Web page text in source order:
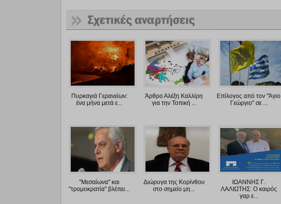
Πυρκαγιά Γερανείων:
ένα μήνα μετά ε...
Άρθρο Αλέξη Καλλίρη
για την Τοπική ...
Επίλογος από τον "Άγιο
Γεώργιο" σε ...
"Μεσαίωνα" και
"τρομοκρατία" βλέπει...
Διώρυγα της Κορίνθου
στο σημείο μη...
ΙΩΑΝΝΗΣ Γ.
ΛΑΛΙΩΤΗΣ: Ο καιρός
γαρ ε...